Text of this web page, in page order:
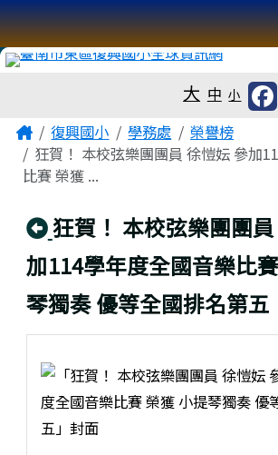
跳至主內容區
臺南市復興國小全球資訊
導覽列
大 中 小
主內容區域
Home復興國小 學務處
榮譽榜
狂賀！ 本校弦樂團團員 徐愷妘 參加
比賽 榮獲 ...
回上頁
狂賀！ 本校弦樂團團
加114學年度全國音樂比
琴獨奏 優等全國排名第五
頁尾區域